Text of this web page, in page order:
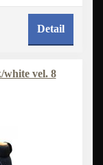
Detail
vel. 8